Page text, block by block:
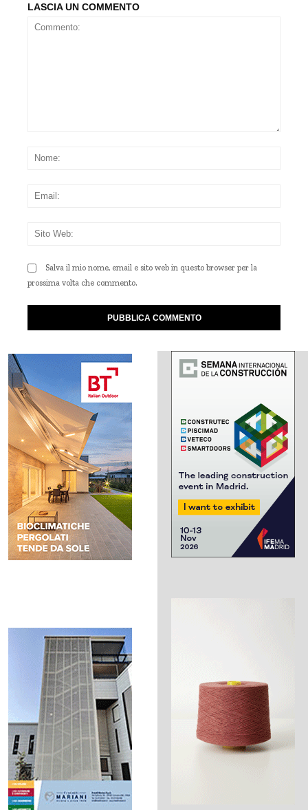
LASCIA UN COMMENTO
Salva il mio nome, email e sito web in questo browser per la
prossima volta che commento.